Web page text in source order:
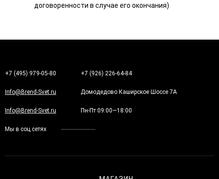
договоренности в случае его окончания)
+7 (495) 979-05-80 +7 (926) 226-64-84
Info@Brend-Svet.ru Домодедово Каширское Шоссе 7А
Info@Brend-Svet.ru Пн-Пт 09:00—18:00
Мы в соц.сетях